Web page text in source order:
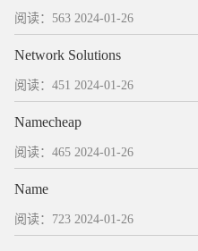
阅读：563 2024-01-26
Network Solutions
阅读：451 2024-01-26
Namecheap
阅读：465 2024-01-26
Name
阅读：723 2024-01-26